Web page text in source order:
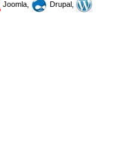
Joomla,
Drupal,